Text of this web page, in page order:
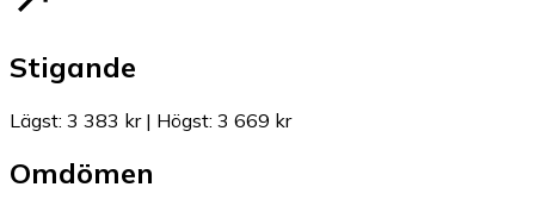
Stigande
Lägst: 3 383 kr| Högst: 3 669 kr
Omdömen